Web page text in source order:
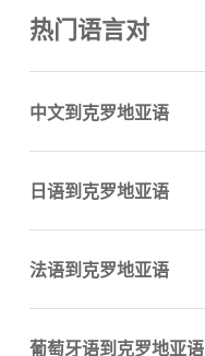
热门语言对
中文到克罗地亚语
日语到克罗地亚语
法语到克罗地亚语
葡萄牙语到克罗地亚语